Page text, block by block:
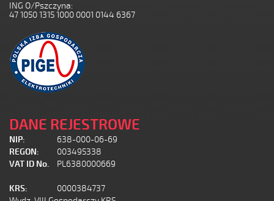
ING O/Pszczyna:
47 1050 1315 1000 0001 0144 6367
DANE REJESTROWE
NIP:
638-000-06-69
REGON:
003495338
VAT ID No.
PL6380000669
KRS:
0000384737